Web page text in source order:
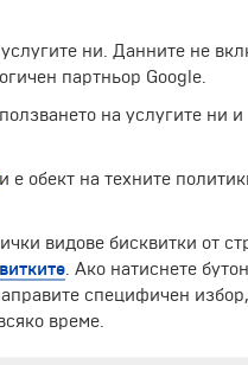
възниква около
км². Известен е като
ни. Данните не
партньор Google.
на услугите ни
и е обект на техните
видове бисквитки от
. Ако натиснете
специфичен
време.